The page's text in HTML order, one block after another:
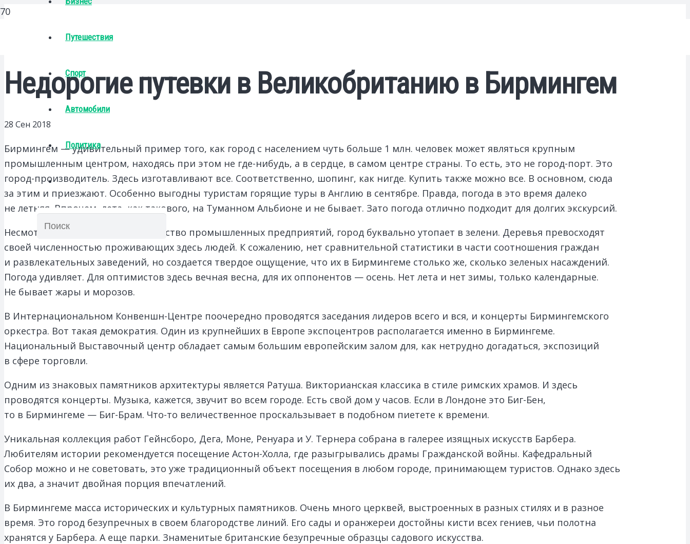
Путешествия
Спорт
Автомобили
Политика
Недорогие путевки в Великобританию в Бирмингем
28 Сен 2018
Бирмингем — удивительный пример того, как город с населением чуть больше 1 млн. человек может являться крупным
промышленным центром, находясь при этом не где-нибудь, а в сердце, в самом центре страны. То есть, это не город-порт. Это
город-производитель. Здесь изготавливают все. Соответственно, шопинг, как нигде. Купить также можно все. В основном, сюда
за этим и приезжают. Особенно выгодны туристам горящие туры в Англию в сентябре. Правда, погода в это время далеко
не летняя. Впрочем, лета, как такового, на Туманном Альбионе и не бывает. Зато погода отлично подходит для долгих экскурсий.
Несмотря на колоссальное количество промышленных предприятий, город буквально утопает в зелени. Деревья превосходят
своей численностью проживающих здесь людей. К сожалению, нет сравнительной статистики в части соотношения граждан
и развлекательных заведений, но создается твердое ощущение, что их в Бирмингеме столько же, сколько зеленых насаждений.
Погода удивляет. Для оптимистов здесь вечная весна, для их оппонентов — осень. Нет лета и нет зимы, только календарные.
Не бывает жары и морозов.
В Интернациональном Конвеншн-Центре поочередно проводятся заседания лидеров всего и вся, и концерты Бирмингемского
оркестра. Вот такая демократия. Один из крупнейших в Европе экспоцентров располагается именно в Бирмингеме.
Национальный Выставочный центр обладает самым большим европейским залом для, как нетрудно догадаться, экспозиций
в сфере торговли.
Одним из знаковых памятников архитектуры является Ратуша. Викторианская классика в стиле римских храмов. И здесь
проводятся концерты. Музыка, кажется, звучит во всем городе. Есть свой дом у часов. Если в Лондоне это Биг-Бен,
то в Бирмингеме — Биг-Брам. Что-то величественное проскальзывает в подобном пиетете к времени.
Уникальная коллекция работ Гейнсборо, Дега, Моне, Ренуара и У. Тернера собрана в галерее изящных искусств Барбера.
Любителям истории рекомендуется посещение Астон-Холла, где разыгрывались драмы Гражданской войны. Кафедральный
Собор можно и не советовать, это уже традиционный объект посещения в любом городе, принимающем туристов. Однако здесь
их два, а значит двойная порция впечатлений.
В Бирмингеме масса исторических и культурных памятников. Очень много церквей, выстроенных в разных стилях и в разное
время. Это город безупречных в своем благородстве линий. Его сады и оранжереи достойны кисти всех гениев, чьи полотна
хранятся у Барбера. А еще парки. Знаменитые британские безупречные образцы садового искусства.